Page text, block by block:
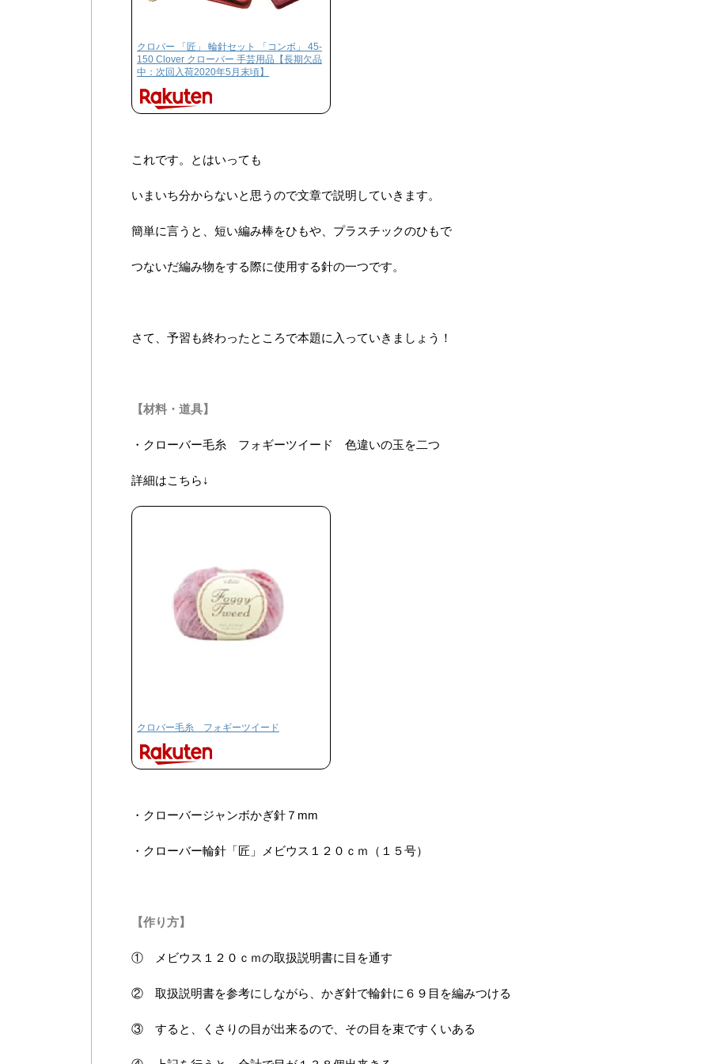
クロバー 「匠」 輪針セット 「コンボ」 45-
150 Clover クローバー 手芸用品【長期欠品
中：次回入荷2020年5月末頃】
これです。とはいっても
いまいち分からないと思うので文章で説明していきます。
簡単に言うと、短い編み棒をひもや、プラスチックのひもで
つないだ編み物をする際に使用する針の一つです。
さて、予習も終わったところで本題に入っていきましょう！
【材料・道具】
・ クローバー毛糸 フォギーツイード 色違いの玉を二つ
詳細はこちら↓
クロバー毛糸 フォギーツイード
・クローバージャンボかぎ針７mm
・クローバー輪針「匠」メビウス１２０ｃｍ（１５号）
【作り方】
① メビウス１２０ｃｍの取扱説明書に目を通す
② 取扱説明書を参考にしながら、かぎ針で輪針に６９目を編みつける
③ すると、くさりの目が出来るので、その目を束ですくいある